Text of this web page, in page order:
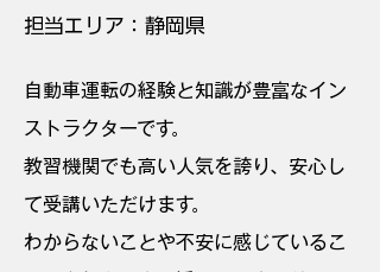
担当エリア：静岡県
自動車運転の経験と知識が豊富なイン
ストラクターです。
教習機関でも高い人気を誇り、安心し
て受講いただけます。
わからないことや不安に感じているこ